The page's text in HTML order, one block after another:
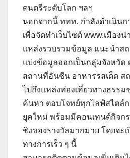
ดนตรีระดับโลก ฯลฯ
นอกจากนี้ ททท. กำลังดำเนิน
เพื่อจัดทำเว็บไซต์ www.เมืองน่
แหล่งรวบรวมข้อมูล แนะนำส
แบ่งข้อมูลออกเป็นกลุ่มจังหวัด
สถานที่อันซีน อาหารรสเด็ด ส
ไปถึงแหล่งท่องเที่ยวทางธรรม
ค้นหา ตอบโจทย์ทุกไลฟ์สไตล์
ยุคใหม่ พร้อมมีคอนเทนต์กิจก
ชิงของรางวัลมากมาย โดยจะ
ทางการเร็ว ๆ นี้